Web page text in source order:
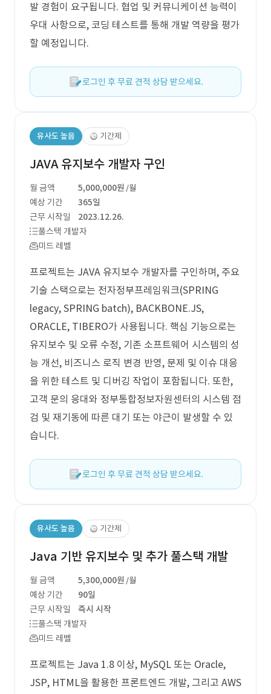
발 경험이 요구됩니다. 협업 및 커뮤니케이션 능력이
우대 사항으로, 코딩 테스트를 통해 개발 역량을 평가
할 예정입니다.
로그인 후 무료 견적 상담 받으세요.
유사도 높음 기간제
JAVA 유지보수 개발자 구인
월 금액 5,000,000원 /월
예상 기간
365일
근무 시작일
2023.12.26.
풀스택 개발자
미드 레벨
프로젝트는 JAVA 유지보수 개발자를 구인하며, 주요
기술 스택으로는 전자정부프레임워크(SPRING
legacy, SPRING batch), BACKBONE.JS,
ORACLE, TIBERO가 사용됩니다. 핵심 기능으로는
유지보수 및 오류 수정, 기존 소프트웨어 시스템의 성
능 개선, 비즈니스 로직 변경 반영, 문제 및 이슈 대응
을 위한 테스트 및 디버깅 작업이 포함됩니다. 또한,
고객 문의 응대와 정부통합정보자원센터의 시스템 점
검 및 재기동에 따른 대기 또는 야근이 발생할 수 있
습니다.
로그인 후 무료 견적 상담 받으세요.
유사도 높음 기간제
Java 기반 유지보수 및 추가 풀스택 개발
월 금액 5,300,000원 /월
예상 기간
90일
근무 시작일
즉시 시작
풀스택 개발자
미드 레벨
프로젝트는 Java 1.8 이상, MySQL 또는 Oracle,
JSP, HTML을 활용한 프론트엔드 개발, 그리고 AWS